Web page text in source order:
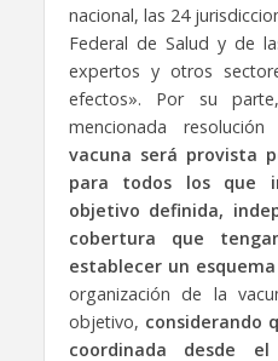
nacional, las 24
Federal de Salud y de
expertos y otros
efectos». Por su
mencionada
vacuna será provista
para todos los que
objetivo definida,
cobertura que
establecer un
organización de la
objetivo, considerando
coordinada desde